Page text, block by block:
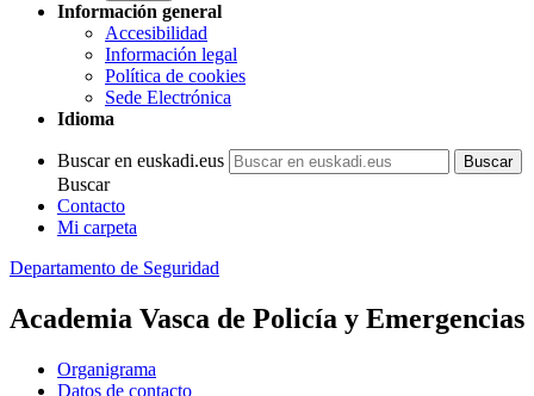
Información general
Accesibilidad
Información legal
Política de cookies
Sede Electrónica
Idioma
Buscar en euskadi.eus
Buscar
Contacto
Mi carpeta
Departamento de Seguridad
Academia Vasca de Policía y Emergencias
Organigrama
Datos de contacto